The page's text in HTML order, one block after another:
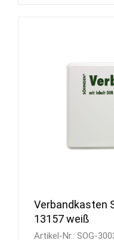
Verbandkasten
13157 weiß
Artikel-Nr.: SOG-